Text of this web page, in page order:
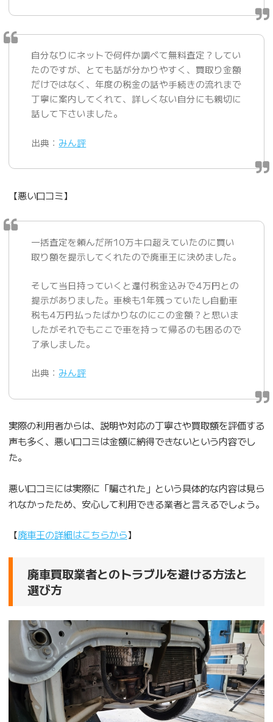
自分なりにネットで何件か調べて無料査定？してい
たのですが、とても話が分かりやすく、買取り金額
だけではなく、年度の税金の話や手続きの流れまで
丁寧に案内してくれて、詳しくない自分にも親切に
話して下さいました。
出典： みん評
【悪い口コミ】
一括査定を頼んだ所10万キロ超えていたのに買い
取り額を提示してくれたので廃車王に決めました。
そして当日持っていくと還付税金込みで4万円との
提示がありました。車検も1年残っていたし自動車
税も4万円払ったばかりなのにこの金額？と思いま
したがそれでもここで車を持って帰るのも困るので
了承しました。
出典： みん評
実際の利用者からは、説明や対応の丁寧さや買取額を評価する
声も多く、悪い口コミは金額に納得できないという内容でし
た。
悪い口コミには実際に「騙された」という具体的な内容は見ら
れなかったため、安心して利用できる業者と言えるでしょう。
【廃車王の詳細はこちらから】
廃車買取業者とのトラブルを避ける方法と
選び方